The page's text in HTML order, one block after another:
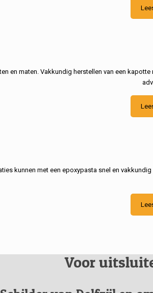
en maten. Vakkundig herstellen van een
kunnen met een epoxypasta snel en
Voor